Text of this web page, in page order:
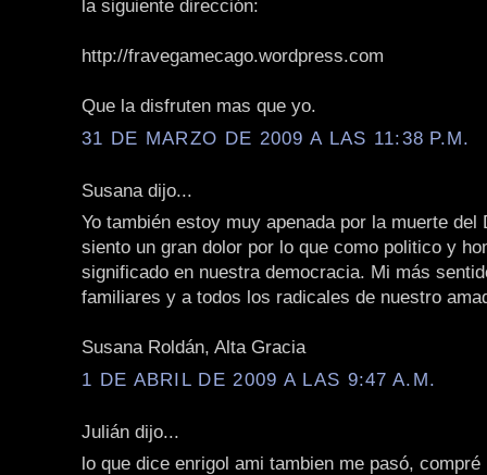
la siguiente dirección:
http://fravegamecago.wordpress.com
Que la disfruten mas que yo.
31 DE MARZO DE 2009 A LAS 11:38 P.M.
Susana dijo...
Yo también estoy muy apenada por la muerte del
siento un gran dolor por lo que como politico y
significado en nuestra democracia. Mi más
familiares y a todos los radicales de nuestro
Susana Roldán, Alta Gracia
1 DE ABRIL DE 2009 A LAS 9:47 A.M.
Julián dijo...
lo que dice enrigol ami tambien me pasó, compré